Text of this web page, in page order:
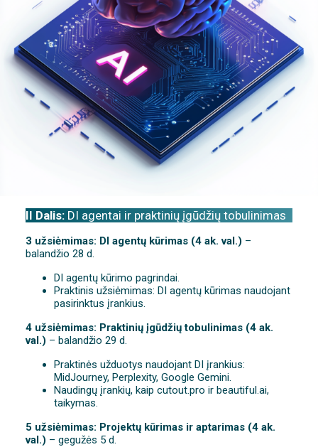
II Dalis: DI agentai ir praktinių įgūdžių tobulinimas
3 užsiėmimas: DI agentų kūrimas (4 ak. val.) –
balandžio 28 d.
DI agentų kūrimo pagrindai.
Praktinis užsiėmimas: DI agentų kūrimas naudojant
pasirinktus įrankius.
4 užsiėmimas: Praktinių įgūdžių tobulinimas (4 ak.
val.) – balandžio 29 d.
Praktinės užduotys naudojant DI įrankius:
MidJourney, Perplexity, Google Gemini.
Naudingų įrankių, kaip cutout.pro ir beautiful.ai,
taikymas.
5 užsiėmimas: Projektų kūrimas ir aptarimas (4 ak.
val.) – gegužės 5 d.